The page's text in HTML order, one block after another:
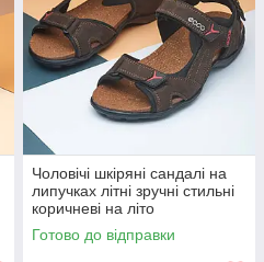
Чоловічі шкіряні сандалі на
липучках літні зручні стильні
коричневі на літо
Готово до відправки